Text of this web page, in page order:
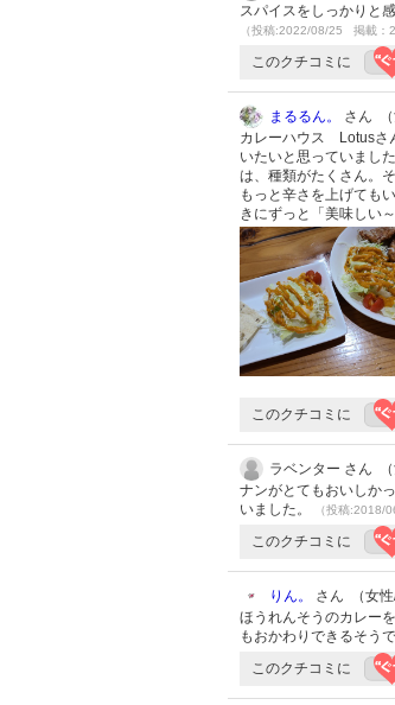
スパイスをしっかりと
（投稿:2022/08/25 掲載：
このクチコミに
まるるん。
さん （
カレーハウス Lotusさ
いたいと思っていまし
は、種類がたくさん。
もっと辛さを上げても
きにずっと「美味しい
このクチコミに
ラベンター さん （
ナンがとてもおいしか
いました。
（投稿:2018/
このクチコミに
りん。
さん （女性
ほうれんそうのカレー
もおかわりできるそう
このクチコミに